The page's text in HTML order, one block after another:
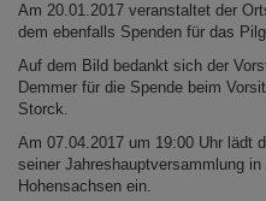
Am 20.01.2017 veranstaltet der
dem ebenfalls Spenden für das
Auf dem Bild bedankt sich der
Demmer für die Spende beim
Storck.
Am 07.04.2017 um 19:00 Uhr lädt
seiner Jahreshauptversammlung
Hohensachsen ein.